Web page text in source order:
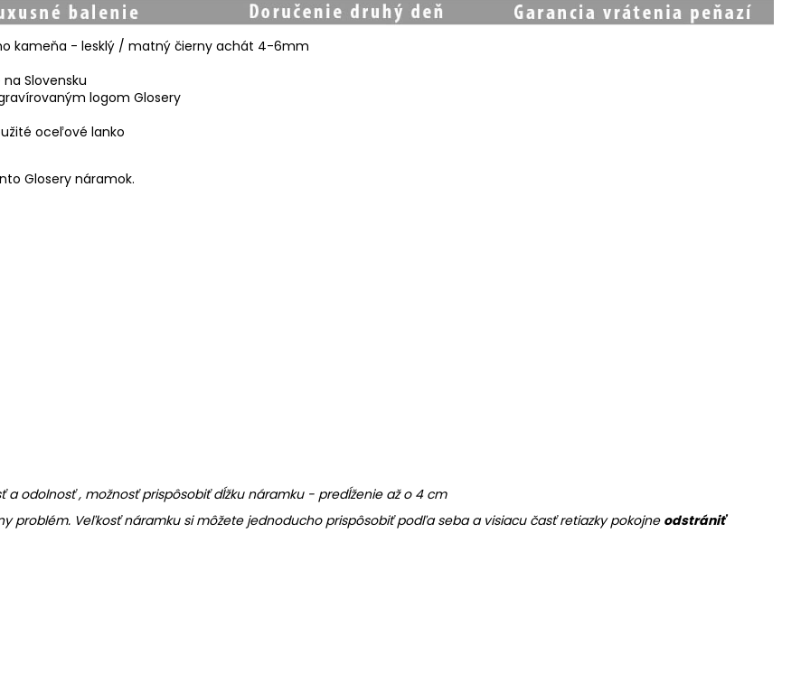
kameňa - lesklý / matný čierny achát 4-6mm
Slovensku
logom Glosery
oceľové lanko
Glosery náramok.
odolnosť , možnosť prispôsobiť dĺžku náramku - predĺženie až o 4 cm
problém. Veľkosť náramku si môžete jednoducho prispôsobiť podľa seba a visiacu časť retiazky pokojne odstrániť